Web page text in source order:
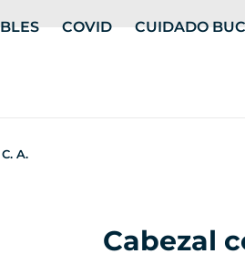
COVID CUIDADO
A.
Cabezal